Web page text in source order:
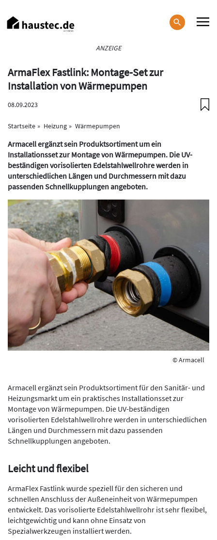
zum
Inhalt
ANZEIGE
ArmaFlex Fastlink: Montage-Set zur
Installation von Wärmepumpen
08.09.2023
Startseite Heizung Wärmepumpen
Armacell ergänzt sein Produktsortiment um ein
Installationsset zur Montage von Wärmepumpen. Die UV-
beständigen vorisolierten Edelstahlwellrohre werden in
unterschiedlichen Längen und Durchmessern mit dazu
passenden Schnellkupplungen angeboten.
© Armacell
Armacell ergänzt sein Produktsortiment für den Sanitär- und
Heizungsmarkt um ein praktisches Installationsset zur
Montage von Wärmepumpen. Die UV-beständigen
vorisolierten Edelstahlwellrohre werden in unterschiedlichen
Längen und Durchmessern mit dazu passenden
Schnellkupplungen angeboten.
Leicht und flexibel
ArmaFlex Fastlink wurde speziell für den sicheren und
schnellen Anschluss der Außeneinheit von Wärmepumpen
entwickelt. Das vorisolierte Edelstahlwellrohr ist sehr flexibel,
leichtgewichtig und kann ohne Einsatz von
Spezialwerkzeugen installiert werden.